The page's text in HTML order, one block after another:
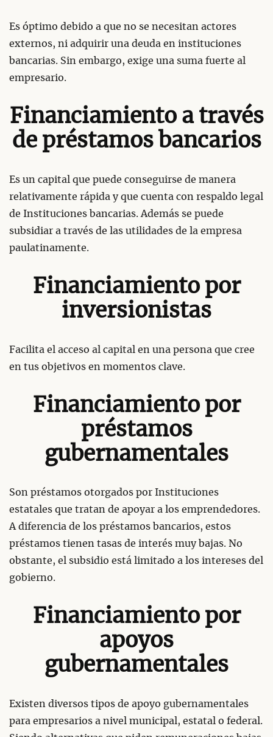
Es óptimo debido a que no se necesitan actores
externos, ni adquirir una deuda en instituciones
bancarias. Sin embargo, exige una suma fuerte al
empresario.
Financiamiento a través
de préstamos bancarios
Es un capital que puede conseguirse de manera
relativamente rápida y que cuenta con respaldo legal
de Instituciones bancarias. Además se puede
subsidiar a través de las utilidades de la empresa
paulatinamente.
Financiamiento por
inversionistas
Facilita el acceso al capital en una persona que cree
en tus objetivos en momentos clave.
Financiamiento por
préstamos
gubernamentales
Son préstamos otorgados por Instituciones
estatales que tratan de apoyar a los emprendedores.
A diferencia de los préstamos bancarios, estos
préstamos tienen tasas de interés muy bajas. No
obstante, el subsidio está limitado a los intereses del
gobierno.
Financiamiento por
apoyos
gubernamentales
Existen diversos tipos de apoyo gubernamentales
para empresarios a nivel municipal, estatal o federal.